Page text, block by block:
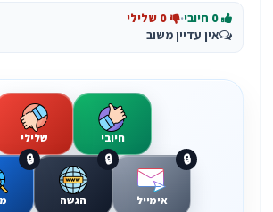
·
אין עדיין משוב
חיובי שלילי
אימייל
🔒
הגשה
🔒
🔒